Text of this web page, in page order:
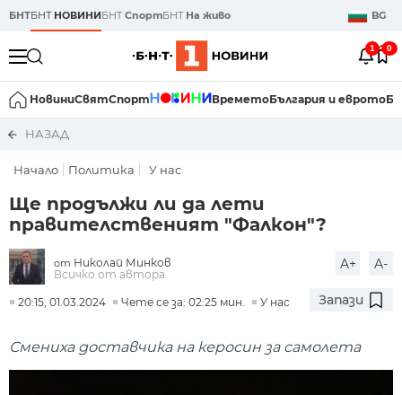
БНТБНТ НОВИНИБНТСпортБНТ На живо BG
1 0
НовиниСвятСпорт ВреметоБългария и еврото
НАЗАД
Начало Политика У нас
Ще продължи ли да лети
правителственият "Фалкон"?
от Николай Минков
Всичко от автора
A+ A-
20:15, 01.03.2024 Чете се за: 02:25 мин. У нас Запази
Смениха доставчика на керосин за самолета